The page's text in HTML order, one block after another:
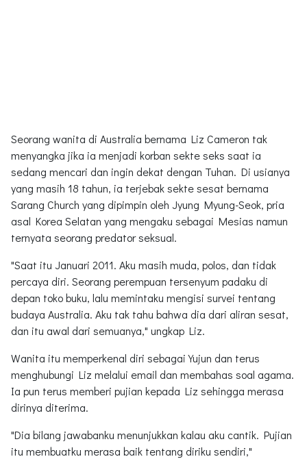
Seorang wanita di Australia bernama Liz Cameron tak
menyangka jika ia menjadi korban sekte seks saat ia
sedang mencari dan ingin dekat dengan Tuhan. Di usianya
yang masih 18 tahun, ia terjebak sekte sesat bernama
Sarang Church yang dipimpin oleh Jyung Myung-Seok, pria
asal Korea Selatan yang mengaku sebagai Mesias namun
ternyata seorang predator seksual.
"Saat itu Januari 2011. Aku masih muda, polos, dan tidak
percaya diri. Seorang perempuan tersenyum padaku di
depan toko buku, lalu memintaku mengisi survei tentang
budaya Australia. Aku tak tahu bahwa dia dari aliran sesat,
dan itu awal dari semuanya," ungkap Liz.
Wanita itu memperkenal diri sebagai Yujun dan terus
menghubungi Liz melalui email dan membahas soal agama.
Ia pun terus memberi pujian kepada Liz sehingga merasa
dirinya diterima.
"Dia bilang jawabanku menunjukkan kalau aku cantik. Pujian
itu membuatku merasa baik tentang diriku sendiri,"